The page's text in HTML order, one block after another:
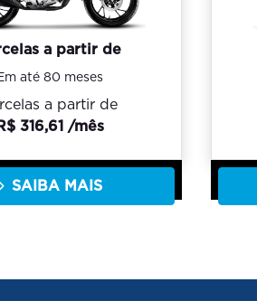
a partir de
até 80 meses
a partir de
R$ 316,61 /mês
SAIBA MAIS